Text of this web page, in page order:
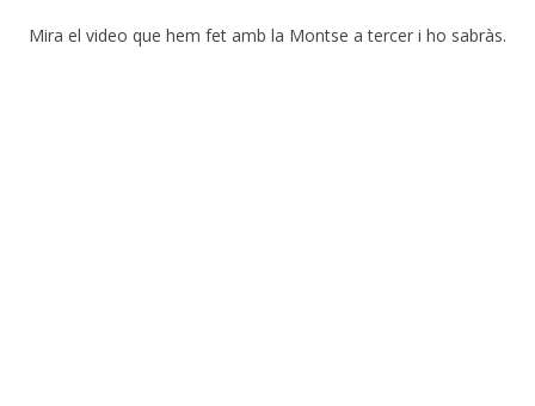
Mira el video que hem fet amb la Montse a tercer i ho sabràs.